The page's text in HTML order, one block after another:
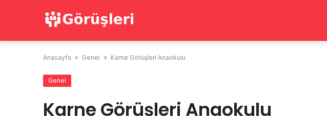
Anasayfa » Genel » Karne Görüşleri Anaokulu
Genel
Karne Görüşleri Anaokulu